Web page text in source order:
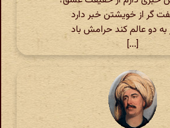
گر از خویشتن خبر دارد
به دو عالم کند حرامش باد
[...]